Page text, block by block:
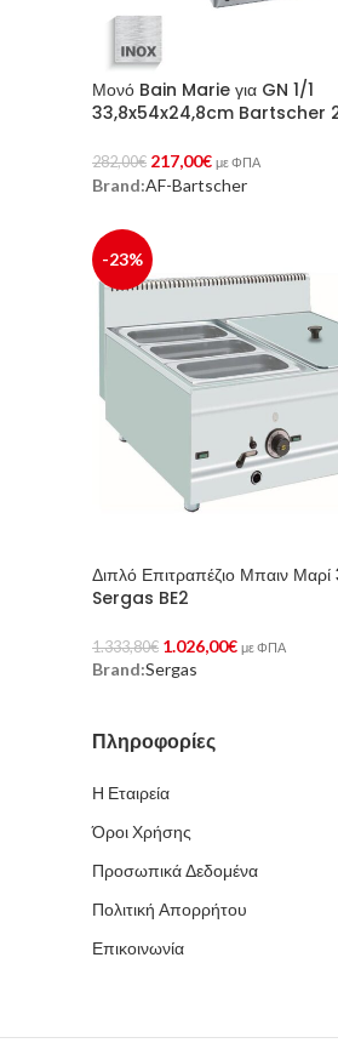
Μονό Bain Marie για GN 1/1
33,8x54x24,8cm Bartscher
282,00€ 217,00€ με ΦΠΑ
Προσθήκη Στο Καλάθι
Brand:AF-Bartscher
-23%
Διπλό Επιτραπέζιο Μπαιν
Sergas BE2
1.333,80€ 1.026,00€ με ΦΠΑ
Προσθήκη Στο Καλάθι
Brand:Sergas
Πληροφορίες
Η Εταιρεία
Όροι Χρήσης
Προσωπικά Δεδομένα
Πολιτική Απορρήτου
Επικοινωνία